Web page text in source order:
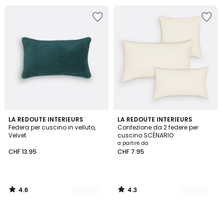
LA REDOUTE INTERIEURS
Federa per cuscino in velluto,
Velvet
CHF 13.95
4.6
/ 5
10
Colori
4.6
/
LA REDOUTE INTERIEURS
Confezione da 2 federe per
cuscino SCÉNARIO
a partire da
CHF 7.95
4.3
/ 5
10
Colori
4.3
/